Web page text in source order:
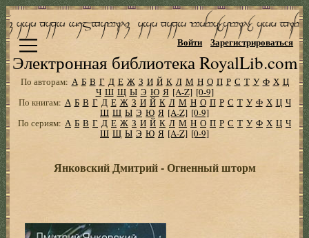
Электронная библиотека RoyalLib.com
Войти Зарегистрироваться
По авторам: А Б В Г Д Е Ж З И Й К Л М Н О П Р С Т У Ф Х Ц
Ч Ш Щ Ы Э Ю Я [A-Z] [0-9]
По книгам: А Б В Г Д Е Ж З И Й К Л М Н О П Р С Т У Ф Х Ц Ч
Ш Щ Ы Э Ю Я [A-Z] [0-9]
По сериям: А Б В Г Д Е Ж З И Й К Л М Н О П Р С Т У Ф Х Ц Ч
Ш Щ Ы Э Ю Я [A-Z] [0-9]
Янковский Дмитрий - Огненный шторм